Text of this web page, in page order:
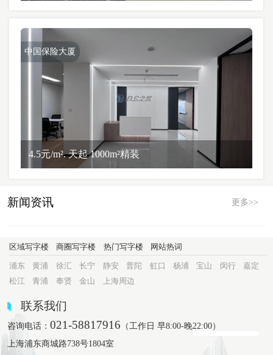
中国保险大厦
4.5元/m². 天起 1000m²精装
新闻资讯 更多>>
区域写字楼 商圈写字楼 热门写字楼 网站热词
浦东 黄浦 徐汇 长宁 静安 普陀 虹口 杨浦 宝山 闵行
嘉定
松江
青浦 奉贤 金山 上海周边
联系我们
咨询电话：021-58817916 （工作日 早8:00-晚22:00）
上海浦东商城路738号1804室